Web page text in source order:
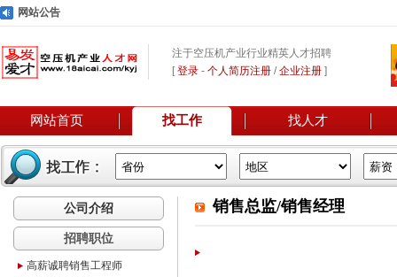
网站公告
注于空压机产业行业精英人才招聘
[登录 - 个人简历注册 /企业注册 ]
网站首页 找工作 找人才
公司介绍
招聘职位
高薪诚聘销售工程师
销售总监/销售经理